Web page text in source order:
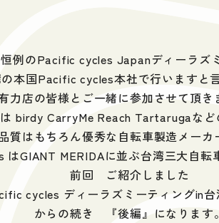
例のPacific cycles Japanディーラズ
本国Pacific cycles本社で行いますと
力店の皆様とご一緒に参加させて頂き
birdy CarryMe Reach Tartarugaなど
質はもちろん優秀な自転車製造メーカ
GIANT MERIDAに並ぶ台湾三大自転
前回 ご紹介しました
cycles ディーラズミーティングin台
からの続き 『後編』になります。